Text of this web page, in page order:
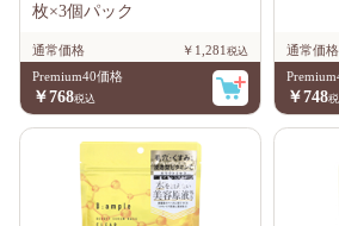
枚×3個パック
通常価格
￥1,281
Premium40価格
￥768
通常価格
￥748